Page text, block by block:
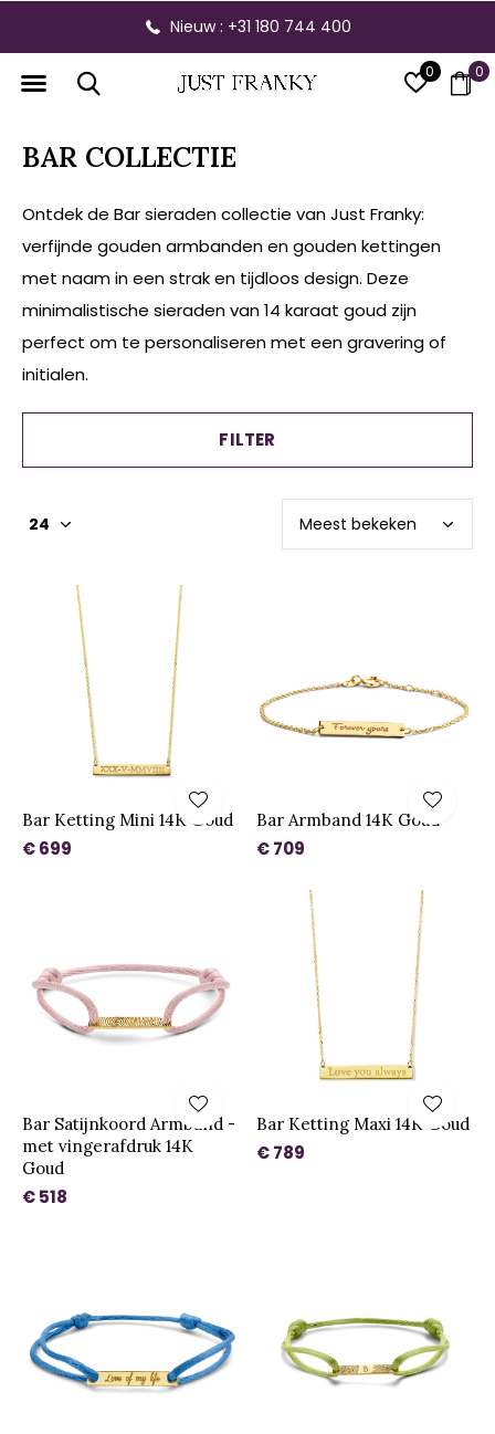
0 0
Nieuw : +31 180 744 400
BAR COLLECTIE
Ontdek de Bar sieraden collectie van Just Franky:
verfijnde gouden armbanden en gouden kettingen
met naam in een strak en tijdloos design. Deze
minimalistische sieraden van 14 karaat goud zijn
perfect om te personaliseren met een gravering of
initialen.
FILTER
Bar Ketting Mini 14K Goud
€ 699
Bar Armband 14K Goud
€ 709
Bar Satijnkoord Armband -
met vingerafdruk 14K
Goud
€ 518
Bar Ketting Maxi 14K Goud
€ 789